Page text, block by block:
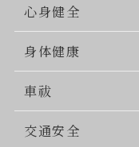
心身健全
身体健康
車祓
交通安全